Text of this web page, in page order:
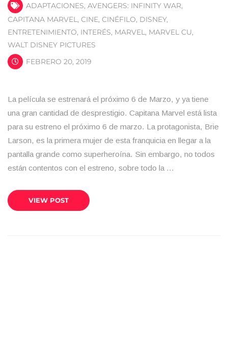
ADAPTACIONES, AVENGERS: INFINITY WAR,
CAPITANA MARVEL , CINE, CINÉFILO, DISNEY,
ENTRETENIMIENTO, INTERÉS, MARVEL , MARVEL CU,
WALT DISNEY PICTURES
FEBRERO 20, 2019
La película se estrenará el próximo 6 de Marzo, y ya tiene
una gran cantidad de desprestigio. Capitana Marvel está lista
para su estreno el próximo 6 de marzo. La protagonista, Brie
Larson, es la primera mujer de esta franquicia en llegar a la
pantalla grande como superheroína. Sin embargo, no todos
están contentos con el estreno, sobre todo la …
VIEW POST